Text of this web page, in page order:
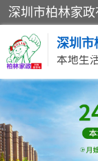
深圳市
本地生
家居保洁
家庭保姆